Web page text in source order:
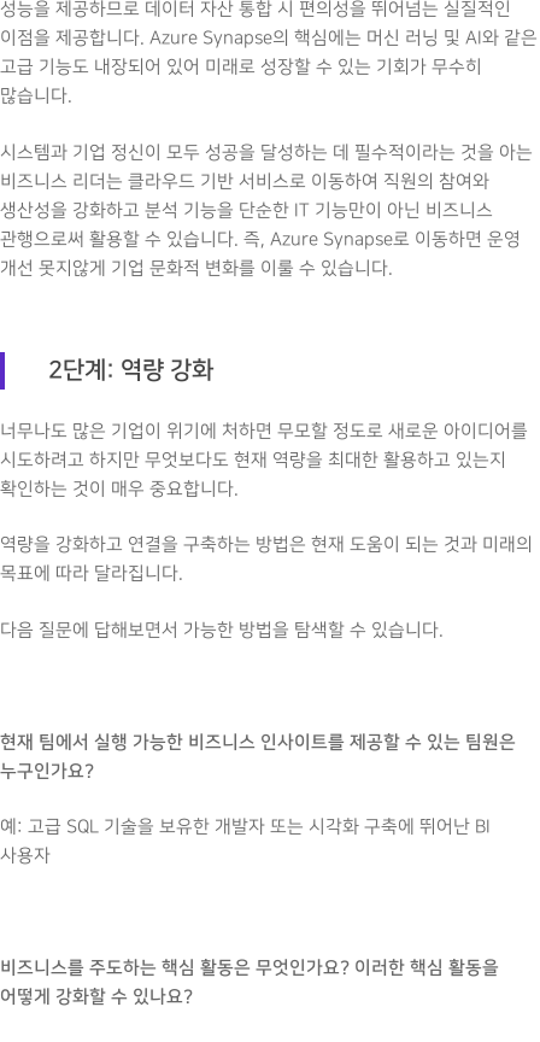
성능을 제공하므로 데이터 자산 통합 시 편의성을 뛰어넘는 실질적인
이점을 제공합니다. Azure Synapse의 핵심에는 머신 러닝 및 AI와 같은
고급 기능도 내장되어 있어 미래로 성장할 수 있는 기회가 무수히
많습니다.
시스템과 기업 정신이 모두 성공을 달성하는 데 필수적이라는 것을 아는
비즈니스 리더는 클라우드 기반 서비스로 이동하여 직원의 참여와
생산성을 강화하고 분석 기능을 단순한 IT 기능만이 아닌 비즈니스
관행으로써 활용할 수 있습니다. 즉, Azure Synapse로 이동하면 운영
개선 못지않게 기업 문화적 변화를 이룰 수 있습니다.
2단계: 역량 강화
너무나도 많은 기업이 위기에 처하면 무모할 정도로 새로운 아이디어를
시도하려고 하지만 무엇보다도 현재 역량을 최대한 활용하고 있는지
확인하는 것이 매우 중요합니다.
역량을 강화하고 연결을 구축하는 방법은 현재 도움이 되는 것과 미래의
목표에 따라 달라집니다.
다음 질문에 답해보면서 가능한 방법을 탐색할 수 있습니다.
현재 팀에서 실행 가능한 비즈니스 인사이트를 제공할 수 있는 팀원은
누구인가요?
예: 고급 SQL 기술을 보유한 개발자 또는 시각화 구축에 뛰어난 BI
사용자
비즈니스를 주도하는 핵심 활동은 무엇인가요? 이러한 핵심 활동을
어떻게 강화할 수 있나요?